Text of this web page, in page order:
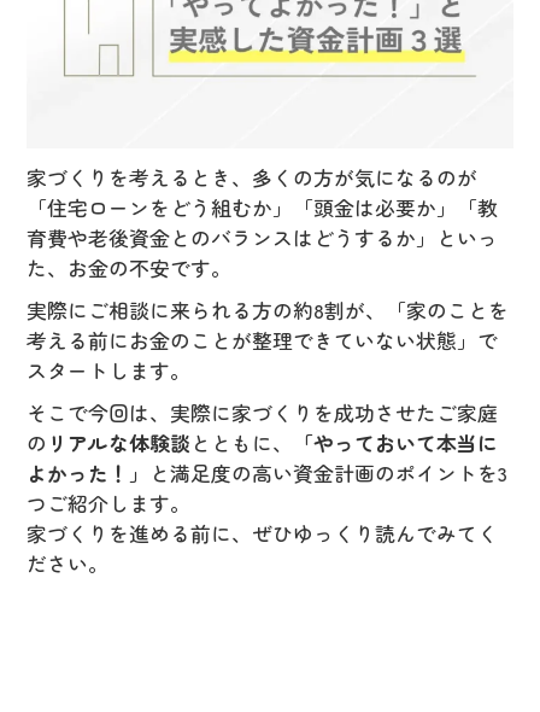
家づくりを考えるとき、多くの方が気になるのが
「住宅ローンをどう組むか」「頭金は必要か」「教
育費や老後資金とのバランスはどうするか」といっ
た、お金の不安です。
実際にご相談に来られる方の約8割が、「家のことを
考える前にお金のことが整理できていない状態」で
スタートします。
そこで今回は、実際に家づくりを成功させたご家庭
の リアルな体験談 とともに、
「やっておいて本当に
よかった！」
と満足度の高い資金計画のポイントを3
つご紹介します。
家づくりを進める前に、ぜひゆっくり読んでみてく
ださい。